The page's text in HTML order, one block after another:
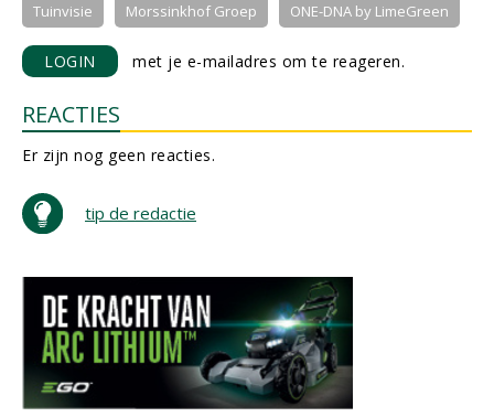
Tuinvisie Morssinkhof Groep ONE-DNA by LimeGreen
LOGIN met je e-mailadres om te reageren.
REACTIES
Er zijn nog geen reacties.
tip de redactie